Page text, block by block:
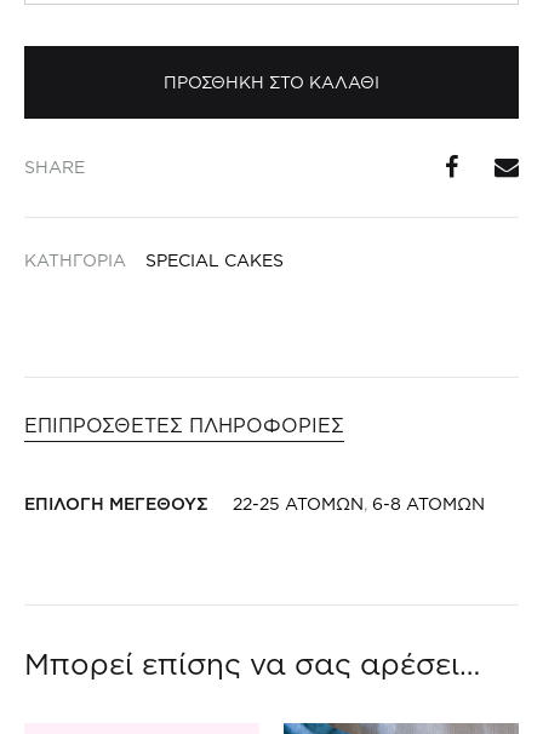
ποσότητα
ΠΡΟΣΘΗΚΗ ΣΤΟ ΚΑΛΑΘΙ
SHARE
ΚΑΤΗΓΟΡΙΑ SPECIAL CAKES
ΕΠΙΠΡΟΣΘΕΤΕΣ ΠΛΗΡΟΦΟΡΙΕΣ
ΕΠΙΛΟΓΗ ΜΕΓΕΘΟΥΣ 22-25 ΑΤΟΜΩΝ, 6-8 ΑΤΟΜΩΝ
Μπορεί επίσης να σας αρέσει…